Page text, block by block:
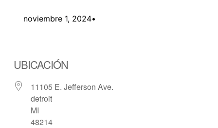
noviembre 1, 2024•
UBICACIÓN
11105 E. Jefferson Ave.
detroit
MI
48214